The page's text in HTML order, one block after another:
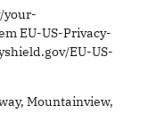
your-
EU-US-Privacy-
EU-US-
Mountainview,